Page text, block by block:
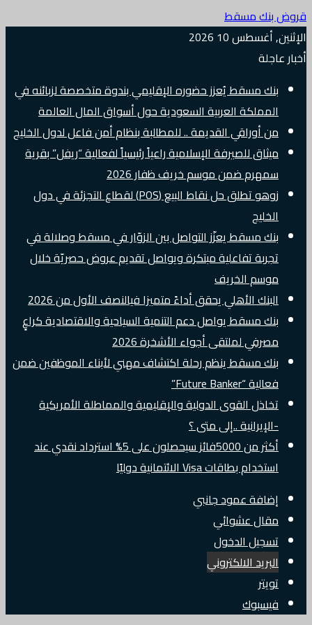
قروض بنك مسقط
الإثنين, أغسطس 10 2026
أخبار عاجلة
بنك مسقط يُعزز حضوره الإقليمي بندوة متخصصة لزبائنه في
المملكة العربية السعودية حول أسواق المال العالمة
من أوراقي القديمة .. للمطالبة بنظام أمن فاعل لدول الخليج
ميثاق للصيرفة الإسلامية راعياً رئيسياً لفعالية “ريفل” بقرية
سمهرم ضمن موسم خريف ظفار 2026
زوهو تطلق حل نقاط البيع (POS) لقطاع التجزئة في دول
الخليج
بنك مسقط يعزّز التواصل بين الزوّار في مسقط وصلالة في
تجربة تفاعلية مبتكرة ويواصل تقديم عروض حصريّة خلال
موسم الخريف
البنك الأهلي يحقق أداءً متميزا فيالنصف الأول من 2026
بنك مسقط يواصل دعم التنمية السياحية والاقتصادية كراعٍ
مصرفي لملتقى أجواء الأشخرة 2026
بنك مسقط ينظم رحلة اكتشاف مهني لأبناء الموظفين ضمن
فعالية “Future Banker”
تخاذل القوى الدولية والإقليمية والمماطلة الأمريكية
-الإيرانية ..إلى متى ؟
أكثر من 5000فائز سيحصلون على 5% استرداد نقدي عند
استخدام بطاقات Visa الائتمانية دوليًا
إضافة عمود جانبي
مقال عشوائي
تسجيل الدخول
البريد الالكتروني
تويتر
فيسبوك